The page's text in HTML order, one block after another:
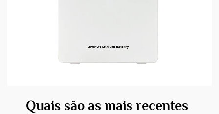
Quais são as mais recentes